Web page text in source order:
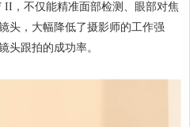
II，不仅能精准面部检测、眼部对焦
头，大幅降低了摄影师的工作强
头跟拍的成功率。